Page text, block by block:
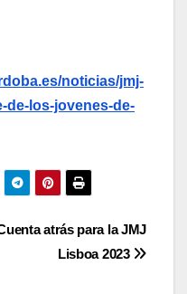
noticias/jmj-
de-los-jovenes-de-
atrás para la JMJ
Lisboa 2023